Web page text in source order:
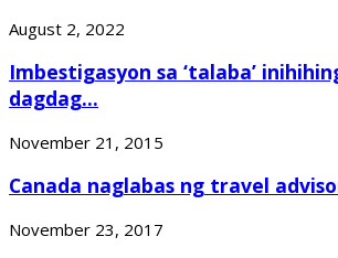
August 2, 2022
Imbestigasyon sa ‘talaba’
dagdag...
November 21, 2015
Canada naglabas ng travel
November 23, 2017